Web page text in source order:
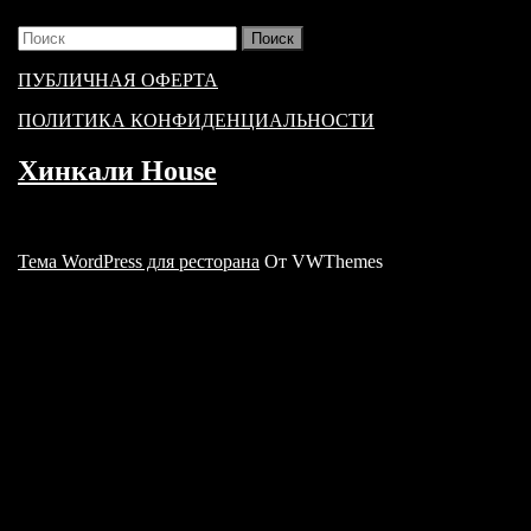
Найти:
ПУБЛИЧНАЯ ОФЕРТА
ПОЛИТИКА КОНФИДЕНЦИАЛЬНОСТИ
Хинкали House
Тема WordPress для ресторана От VWThemes